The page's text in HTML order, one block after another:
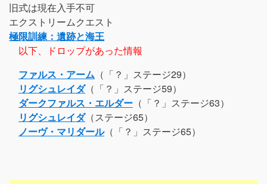
旧式は現在入手不可
エクストリームクエスト
極限訓練：遺跡と海王
以下、ドロップがあった情報
ファルス・アーム （「？」ステージ29）
リグシュレイダ（「？」ステージ59）
ダークファルス・エルダー （「？」ステージ63）
リグシュレイダ（ステージ65）
ノーヴ・マリダール（「？」ステージ65）